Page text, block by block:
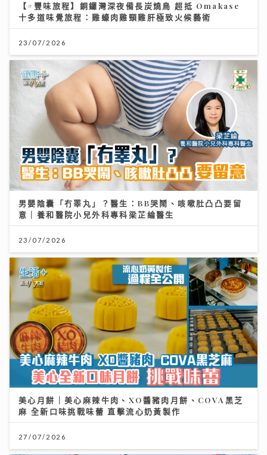
【#豐味旅程】銅鑼灣深夜備長炭燒鳥 超抵 Omakase
十多道味覺旅程：雞蠔肉雞頸雞肝極致火候藝術
23/07/2026
男嬰陰囊「冇睪丸」？醫生：BB哭鬧、咳嗽肚凸凸要留
意｜養和醫院小兒外科專科梁芷綸醫生
23/07/2026
美心月餅｜美心麻辣牛肉、XO醬豬肉月餅、COVA黑芝
麻 全新口味挑戰味蕾 直擊流心奶黃製作
27/07/2026